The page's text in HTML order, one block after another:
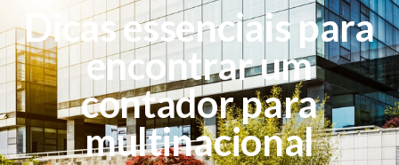
Dicas essenciais para
encontrar um
contador para
multinacional